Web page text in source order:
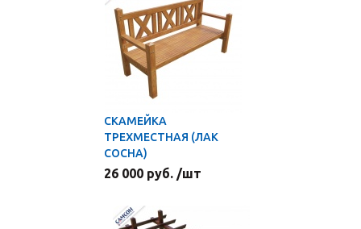
СКАМЕЙКА
ТРЕХМЕСТНАЯ (ЛАК
СОСНА)
26 000 руб. /шт